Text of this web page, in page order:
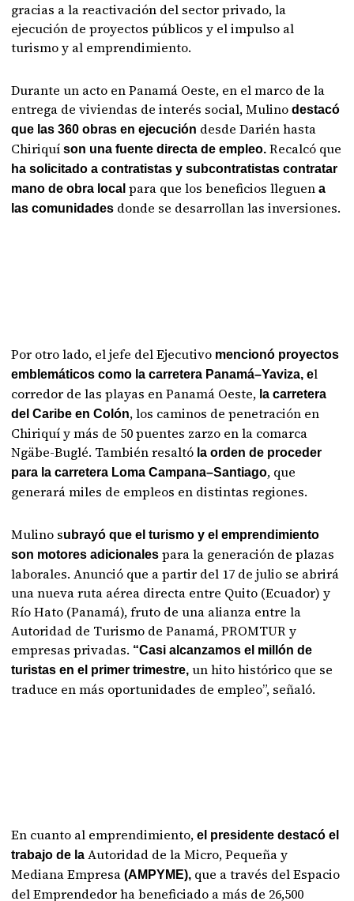
gracias a la reactivación del sector privado, la
ejecución de proyectos públicos y el impulso al
turismo y al emprendimiento.
Durante un acto en Panamá Oeste, en el marco de la
entrega de viviendas de interés social, Mulino destacó
que las 360 obras en ejecución desde Darién hasta
Chiriquí son una fuente directa de empleo. Recalcó que
ha solicitado a contratistas y subcontratistas contratar
mano de obra localpara que los beneficios lleguena
las comunidades donde se desarrollan las inversiones.
Por otro lado, el jefe del Ejecutivo mencionó proyectos
emblemáticos como la carretera Panamá–Yaviza, el
corredor de las playas en Panamá Oeste, la carretera
del Caribe en Colón, los caminos de penetración en
Chiriquí y más de 50 puentes zarzo en la comarca
Ngäbe-Buglé. También resaltó la orden de proceder
para la carretera Loma Campana–Santiago, que
generará miles de empleos en distintas regiones.
Mulino subrayó que el turismo y el emprendimiento
son motores adicionales para la generación de plazas
laborales. Anunció que a partir del 17 de julio se abrirá
una nueva ruta aérea directa entre Quito (Ecuador) y
Río Hato (Panamá), fruto de una alianza entre la
Autoridad de Turismo de Panamá, PROMTUR y
empresas privadas. “Casi alcanzamos el millón de
turistas en el primer trimestre, un hito histórico que se
traduce en más oportunidades de empleo”, señaló.
En cuanto al emprendimiento, el presidente destacó el
trabajo de la Autoridad de la Micro, Pequeña y
Mediana Empresa(AMPYME), que a través del Espacio
del Emprendedor ha beneficiado a más de 26,500